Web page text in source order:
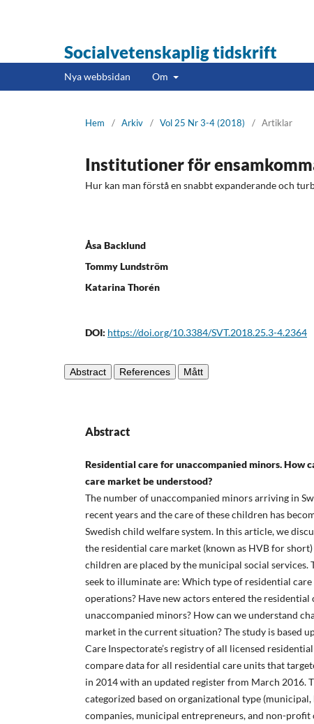
Socialvetenskaplig tidskrift
Nya webbsidan Om
Hem / Arkiv / Vol 25 Nr 3-4 (2018) / Artiklar
Institutioner för
Hur kan man förstå en snabbt expanderande och
Åsa Backlund
Tommy Lundström
Katarina Thorén
DOI: https://doi.org/10.3384/SVT.2018.25.3-4.2364
Abstract References Mått
Abstract
Residential care for unaccompanied minors. How
care market be understood?
The number of unaccompanied minors arriving in
recent years and the care of these children has
Swedish child welfare system. In this article, we
the residential care market (known as HVB for
children are placed by the municipal social services.
seek to illuminate are: Which type of residential
operations? Have new actors entered the residential
unaccompanied minors? How can we understand
market in the current situation? The study is based
Care Inspectorate’s registry of all licensed
compare data for all residential care units that
in 2014 with an updated register from March 2016.
categorized based on organizational type
companies, municipal entrepreneurs, and non-profit